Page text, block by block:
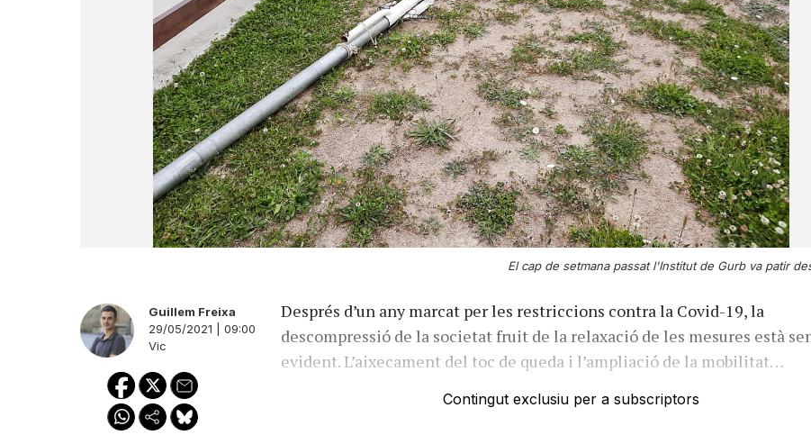
El cap de setmana passat l'Institut de Gurb va patir
Guillem Freixa
29/05/2021 | 09:00
Vic
Després d’un any marcat per les restriccions contra la Covid-19, la
descompressió de la societat fruit de la relaxació de les mesures està
evident. L’aixecament del toc de queda i l’ampliació de la mobilitat…
Contingut exclusiu per a subscriptors